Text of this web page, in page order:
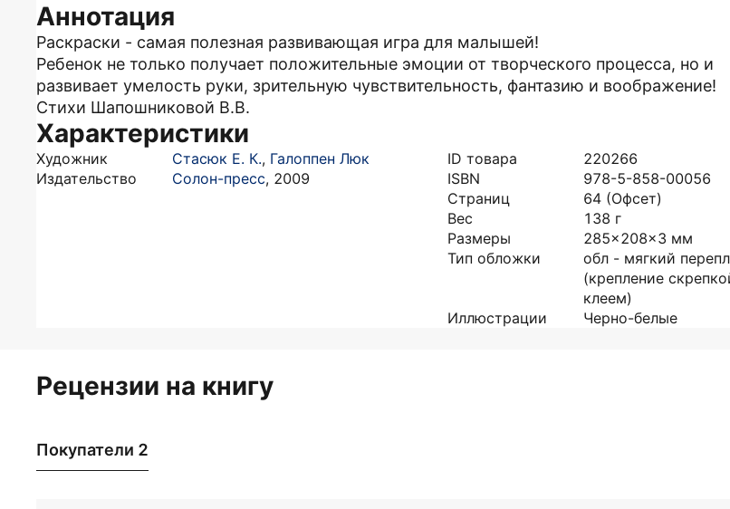
Аннотация
Раскраски - самая полезная развивающая игра для малышей!
Ребенок не только получает положительные эмоции от творческого процесса, но и
развивает умелость руки, зрительную чувствительность, фантазию и воображение!
Стихи Шапошниковой В.В.
Характеристики
Художник Стасюк Е. К., Галоппен Люк
Издательство
Солон-пресс, 2009
ID товара
220266
ISBN
978-5-858-00056
Страниц
64 (Офсет)
Вес
138 г
Размеры
285x208x3 мм
Тип обложки
обл - мягкий
(крепление
клеем)
Иллюстрации
Черно-белые
Рецензии на книгу
Покупатели 2